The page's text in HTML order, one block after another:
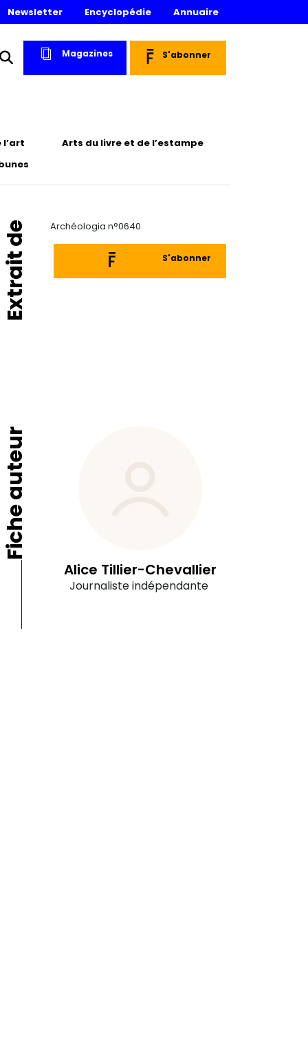
Newsletter Encyclopédie Annuaire
Magazines S'abonner
l’art
Arts du livre et de l’estampe
Extrait de Archéologia n°0640
S'abonner
Fiche auteur
Alice Tillier-Chevallier
Journaliste indépendante